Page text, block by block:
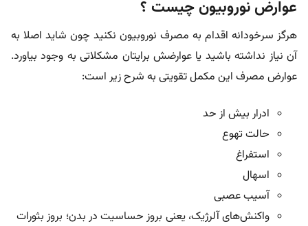
عوارض نوروبیون چیست ؟
هرگز سرخودانه اقدام به مصرف نوروبیون نکنید چون شاید اصلا به
آن نیاز نداشته باشید یا عوارضش برایتان مشکلاتی به وجود بیاورد.
عوارض مصرف این مکمل تقویتی به شرح زیر است:
ادرار بیش از حد
حالت تهوع
استفراغ
اسهال
آسیب عصبی
واکنش‌های آلرژیک، یعنی بروز حساسیت در بدن؛ بروز بثورات